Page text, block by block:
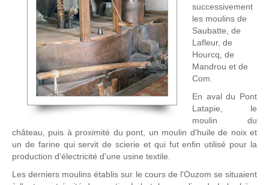
successivement
les moulins de
Saubatte, de
Lafleur, de
Hourcq, de
Mandrou et de
Com.
En aval du Pont
Latapie, le
moulin du
château, puis à proximité du pont, un moulin d'huile de noix et
un de farine qui servit de scierie et qui fut enfin utilisé pour la
production d'électricité d'une usine textile.
Les derniers moulins établis sur le cours de l'Ouzom se situaient